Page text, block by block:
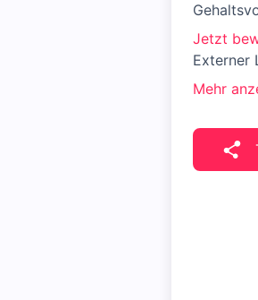
Jetzt
Externer
Mehr